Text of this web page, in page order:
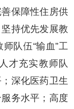
保障性住房供
持优先发展教
师队伍“输血”工
才充实教师队
深化医药卫生
务水平；高度